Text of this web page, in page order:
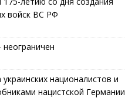
войск ВС РФ
националистов и
нацистской Германии